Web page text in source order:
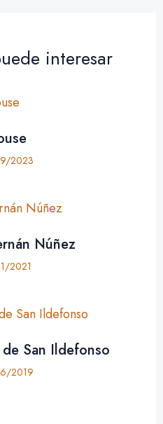
interesar
2023
Núñez
2021
de San Ildefonso
2019